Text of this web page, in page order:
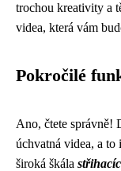
trochou kreativity a
videa, která vám
Pokročilé
Ano, čtete správně!
úchvatná videa, a to
široká škála